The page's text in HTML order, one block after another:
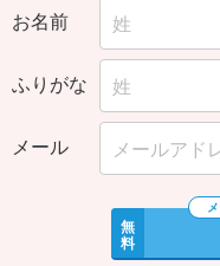
お名前
ふりがな
メール
無
料